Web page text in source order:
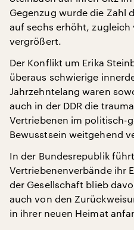
Gegenzug wurde die Zahl
auf sechs erhöht, zugleich
vergrößert.
Der Konflikt um Erika
überaus schwierige
Jahrzehntelang waren
auch in der DDR die
Vertriebenen im politisch-
Bewusstsein weitgehend
In der Bundesrepublik
Vertriebenenverbände ihr
der Gesellschaft blieb
auch von den
in ihrer neuen Heimat